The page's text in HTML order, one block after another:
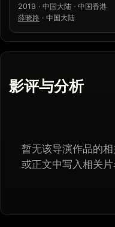
2019 · 中国大陆 · 中国香港
薛晓路 · 中国大陆
影评与分析
暂无该导演作品的
或正文中写入相关片